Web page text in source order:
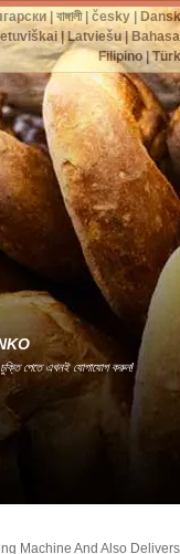
চুক্তি পেতে এখনই যোগাযোগ করুন!
Machine And Also
|বাঙ্গালী|česky
|Latviešu|
Filipino|